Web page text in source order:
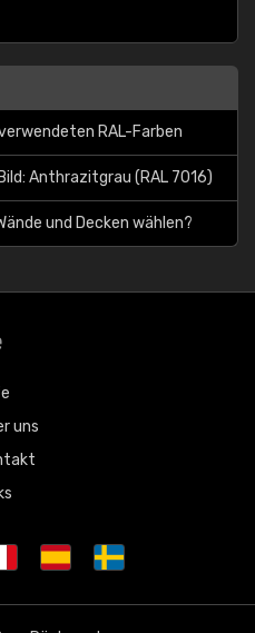
RAL-Farben
Anthrazitgrau (RAL 7016)
und Decken wählen?
uns